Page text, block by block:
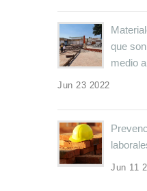
que
medio
Jun 23 2022
Jun 11